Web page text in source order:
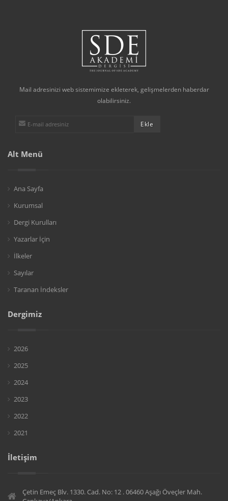
Mail adresinizi web sistemimize ekleterek, gelişmelerden haberdar
olabilirsiniz.
Alt Menü
Ana Sayfa
Kurumsal
Dergi Kurulları
Yazarlar İçin
İlkeler
Sayılar
Taranan İndeksler
Dergimiz
2026
2025
2024
2023
2022
2021
İletişim
Çetin Emeç Blv. 1330. Cad. No: 12 . 06460 Aşağı Öveçler Mah.